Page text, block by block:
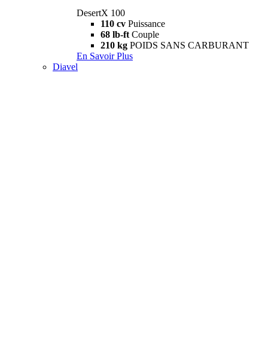
DesertX 100
110 cv Puissance
68 lb-ft Couple
210 kg POIDS SANS CARBURANT
En Savoir Plus
Diavel